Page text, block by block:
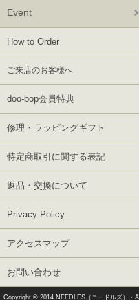
Event
How to Order
ご来店のお客様へ
doo-bop会員特典
修理・ラッピングギフト
特定商取引に関する表記
返品・交換について
Privacy Policy
アクセスマップ
お問い合わせ
Copyright © 2014 NEEDLES（ニードルズ）・